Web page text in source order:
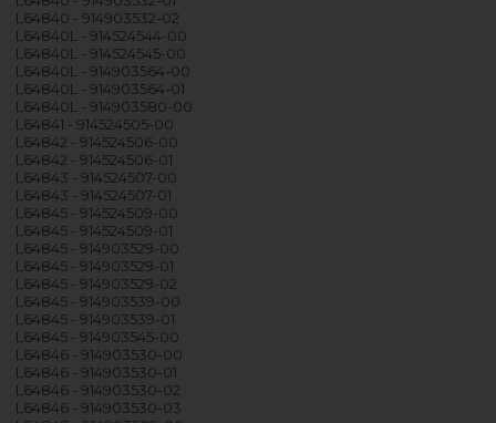
L64840 - 914903532-02
L64840L - 914524544-00
L64840L - 914524545-00
L64840L - 914903564-00
L64840L - 914903564-01
L64840L - 914903580-00
L64841 - 914524505-00
L64842 - 914524506-00
L64842 - 914524506-01
L64843 - 914524507-00
L64843 - 914524507-01
L64845 - 914524509-00
L64845 - 914524509-01
L64845 - 914903529-00
L64845 - 914903529-01
L64845 - 914903529-02
L64845 - 914903539-00
L64845 - 914903539-01
L64845 - 914903545-00
L64846 - 914903530-00
L64846 - 914903530-01
L64846 - 914903530-02
L64846 - 914903530-03